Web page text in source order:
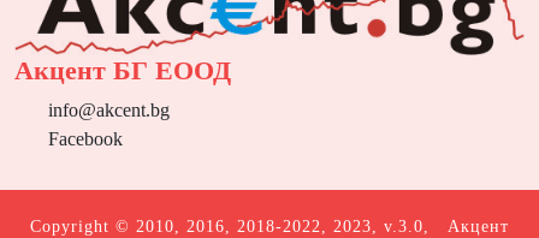
Акцент БГ ЕООД
info@akcent.bg
Facebook
Copyright © 2010, 2016, 2018-2022, 2023, v.3.0, Акцент